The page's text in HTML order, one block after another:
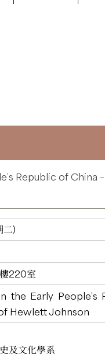
Republic of China
)
220室
the Early People’s
Hewlett Johnson
及文化學系